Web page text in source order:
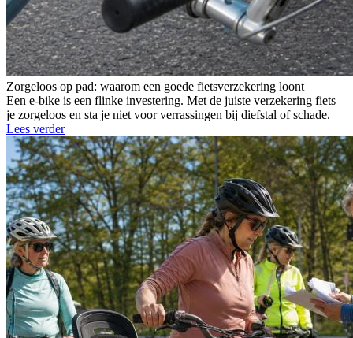
Zorgeloos op pad: waarom een goede fietsverzekering loont
Een e-bike is een flinke investering. Met de juiste verzekering fiets
je zorgeloos en sta je niet voor verrassingen bij diefstal of schade.
Lees verder